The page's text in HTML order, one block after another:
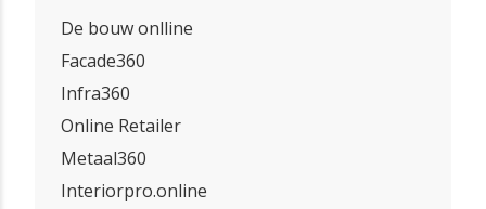
De bouw onlline
Facade360
Infra360
Online Retailer
Metaal360
Interiorpro.online